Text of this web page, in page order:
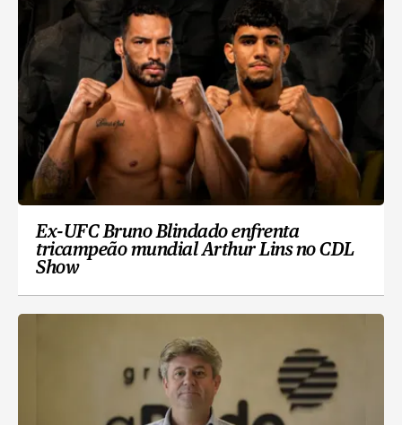
Ex-UFC Bruno Blindado enfrenta
tricampeão mundial Arthur Lins no CDL
Show